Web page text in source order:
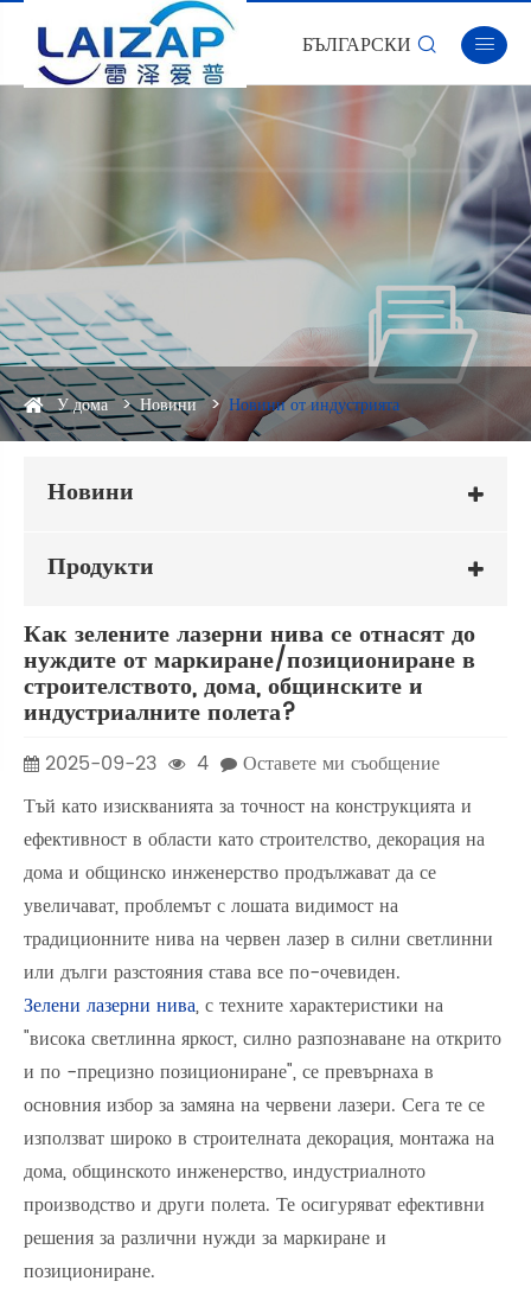
БЪЛГАРСКИ  
У дома Новини Новини от индустрията
Новини
Продукти
Как зелените лазерни нива се отнасят до
нуждите от маркиране/позициониране в
строителството, дома, общинските и
индустриалните полета?
2025-09-23 4
Оставете ми съобщение
Тъй като изискванията за точност на конструкцията и
ефективност в области като строителство, декорация на
дома и общинско инженерство продължават да се
увеличават, проблемът с лошата видимост на
традиционните нива на червен лазер в силни светлинни
или дълги разстояния става все по-очевиден.
Зелени лазерни нива, с техните характеристики на
"висока светлинна яркост, силно разпознаване на открито
и по -прецизно позициониране", се превърнаха в
основния избор за замяна на червени лазери. Сега те се
използват широко в строителната декорация, монтажа на
дома, общинското инженерство, индустриалното
производство и други полета. Те осигуряват ефективни
решения за различни нужди за маркиране и
позициониране.